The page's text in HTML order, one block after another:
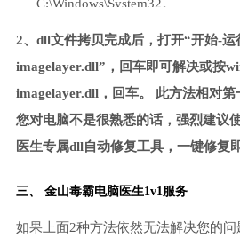
C:\Windows\System32。
2、dll文件拷贝完成后，打开“开始-运
imagelayer.dll”，回车即可解决或按
imagelayer.dll，回车。 此方法相对
您对电脑不是很熟悉的话，强烈建议
医生专属dll自动修复工具，一键修复即
三、 金山毒霸电脑医生1v1服务
如果上面2种方法依然无法解决您的